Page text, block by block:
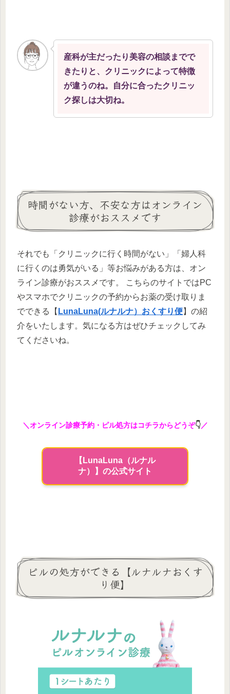
産科が主だったり美容の相談までで
きたりと、クリニックによって特徴
が違うのね。自分に合ったクリニッ
ク探しは大切ね。
時間がない方、不安な方はオンライン
診療がおススメです
それでも「クリニックに行く時間がない」「婦人科
に行くのは勇気がいる」等お悩みがある方は、オン
ライン診療がおススメです。 こちらのサイトではPC
やスマホでクリニックの予約からお薬の受け取りま
でできる【 LunaLuna(ルナルナ）おくすり便】の紹
介をいたします。気になる方はぜひチェックしてみ
てくださいね。
＼オンライン診療予約・ピル処方はコチラからどうぞ👇／
【LunaLuna（ルナル
ナ）】の公式サイト
ピルの処方ができる【ルナルナおくす
り便】